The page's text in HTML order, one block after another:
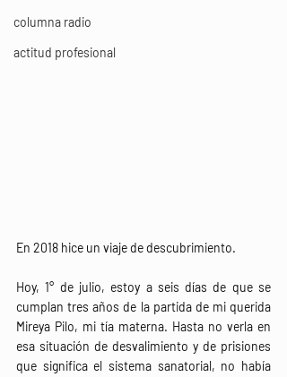
columna radio
actitud profesional
En 2018 hice un viaje de descubrimiento.
Hoy, 1° de julio, estoy a seis días de que se
cumplan tres años de la partida de mi querida
Mireya Pilo, mi tía materna. Hasta no verla en
esa situación de desvalimiento y de prisiones
que significa el sistema sanatorial, no había